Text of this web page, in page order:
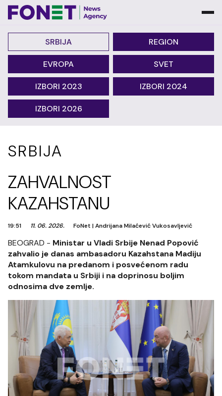
SRBIJA REGION
EVROPA SVET
IZBORI 2023 IZBORI 2024
IZBORI 2026
SRBIJA
ZAHVALNOST
KAZAHSTANU
19:51 11. 06. 2026. FoNet |Andrijana Milaćević Vukosavljević
BEOGRAD - Ministar u Vladi Srbije Nenad Popović
zahvalio je danas ambasadoru Kazahstana Madiju
Atamkulovu na predanom i posvećenom radu
tokom mandata u Srbiji i na doprinosu boljim
odnosima dve zemlje.